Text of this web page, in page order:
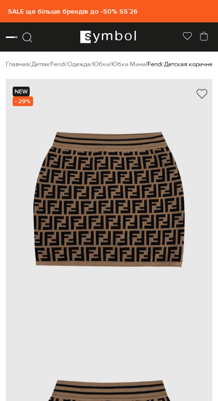
SALE ще більше брендів до -50% SS`26
Главная Детям Fendi Одежда Юбки Юбки Мини Fendi Детская
NEW
- 29%